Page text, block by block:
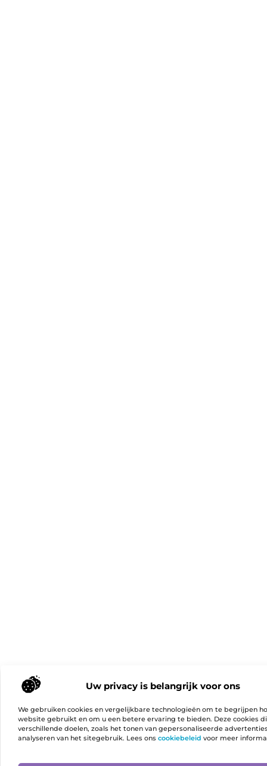
Uw privacy is belangrijk voor ons
We gebruiken cookies en vergelijkbare technologieën om te begrijpen
website gebruikt en om u een betere ervaring te bieden. Deze cookies
verschillende doelen, zoals het tonen van gepersonaliseerde
analyseren van het sitegebruik. Lees ons cookiebeleid voor meer